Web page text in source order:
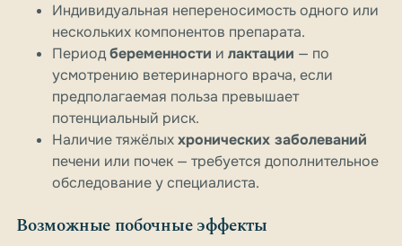
Индивидуальная непереносимость одного или
нескольких компонентов препарата.
Периодбеременности и лактации — по
усмотрению ветеринарного врача, если
предполагаемая польза превышает
потенциальный риск.
Наличие тяжёлыххронических заболеваний
печени или почек — требуется дополнительное
обследование у специалиста.
Возможные побочные эффекты